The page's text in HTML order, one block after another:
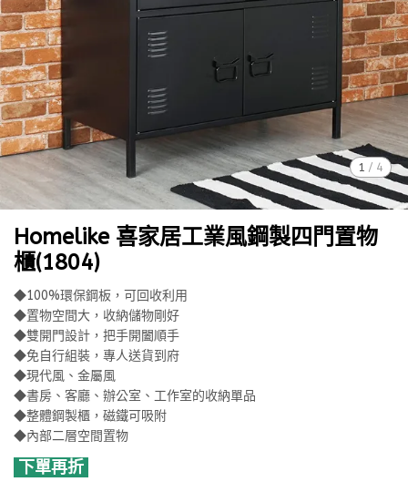
1 / 4
Homelike 喜家居工業風鋼製四門置物
櫃(1804)
◆100%環保鋼板，可回收利用
◆置物空間大，收納儲物剛好
◆雙開門設計，把手開闔順手
◆免自行組裝，專人送貨到府
◆現代風、金屬風
◆書房、客廳、辦公室、工作室的收納單品
◆整體鋼製櫃，磁鐵可吸附
◆內部二層空間置物
下單再折